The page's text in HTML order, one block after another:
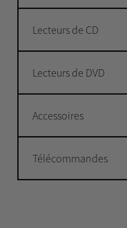
Lecteurs de CD
Lecteurs de DVD
Accessoires
Télécommandes